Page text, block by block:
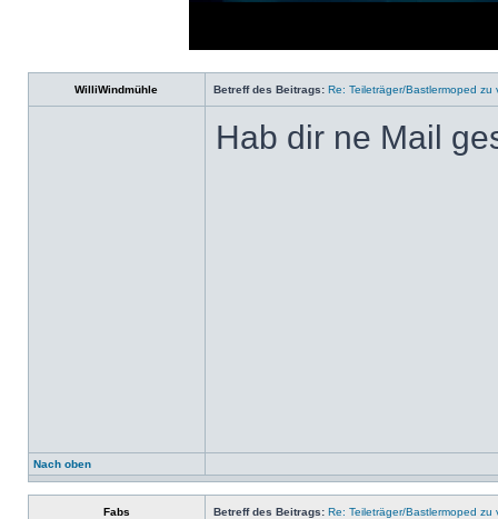
WilliWindmühle Betreff des Beitrags: Re: Teileträger/Bastlermoped zu
Hab dir ne Mail
Nach oben
Fabs Betreff des Beitrags: Re: Teileträger/Bastlermoped zu